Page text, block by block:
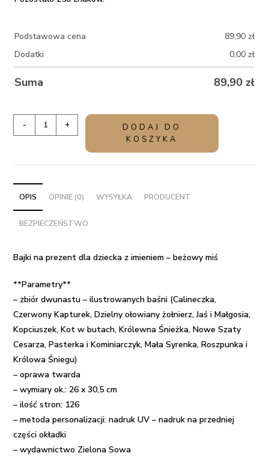
Podstawowa cena 89,90 zł
Dodatki
0,00 zł
Suma 89,90 zł
Bajki
dla
dziecka
z
imieniem
beżowy
- +
DODAJ DO
KOSZYKA
OPIS OPINIE (0) WYSYŁKA PRODUCENT
BEZPIECZEŃSTWO
Bajki na prezent dla dziecka z imieniem – beżowy miś
**Parametry**
– zbiór dwunastu – ilustrowanych baśni (Calineczka,
Czerwony Kapturek, Dzielny ołowiany żołnierz, Jaś i Małgosia,
Kopciuszek, Kot w butach, Królewna Śnieżka, Nowe Szaty
Cesarza, Pasterka i Kominiarczyk, Mała Syrenka, Roszpunka i
Królowa Śniegu)
– oprawa twarda
– wymiary ok.: 26 x 30,5 cm
– ilość stron: 126
– metoda personalizacji: nadruk UV – nadruk na przedniej
części okładki
– wydawnictwo Zielona Sowa